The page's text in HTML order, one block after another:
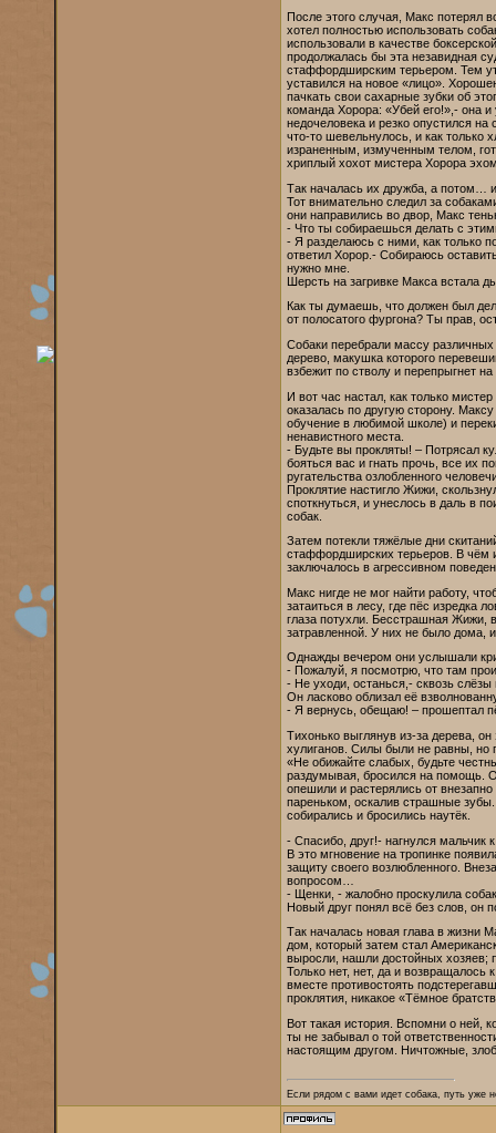
После этого случая, Макс потерял
хотел полностью использовать
использовали в качестве
продолжалась бы эта незавидная
стаффордширским терьером. Тем
уставился на новое «лицо».
пачкать свои сахарные зубки об
команда Хорора: «Убей его!»,- она
недочеловека и резко опустился на
что-то шевельнулось, и как только
израненным, измученным телом,
хриплый хохот мистера Хорора
Так началась их дружба, а потом…
Тот внимательно следил за
они направились во двор, Макс
- Что ты собираешься делать с
- Я разделаюсь с ними, как только
ответил Хорор.- Собираюсь
нужно мне.
Шерсть на загривке Макса встала
Как ты думаешь, что должен был
от полосатого фургона? Ты прав,
Собаки перебрали массу
дерево, макушка которого
взбежит по стволу и перепрыгнет
И вот час настал, как только
оказалась по другую сторону.
обучение в любимой школе) и
ненавистного места.
- Будьте вы прокляты! – Потрясал
бояться вас и гнать прочь, все их
ругательства озлобленного
Проклятие настигло Жижи,
споткнуться, и унеслось в даль в
собак.
Затем потекли тяжёлые дни
стаффордширских терьеров. В чём
заключалось в агрессивном
Макс нигде не мог найти работу,
затаиться в лесу, где пёс изредка
глаза потухли. Бесстрашная Жижи,
затравленной. У них не было дома,
Однажды вечером они услышали
- Пожалуй, я посмотрю, что там
- Не уходи, останься,- сквозь
Он ласково облизал её
- Я вернусь, обещаю! – прошептал
Тихонько выглянув из-за дерева,
хулиганов. Силы были не равны, но
«Не обижайте слабых, будьте
раздумывая, бросился на помощь.
опешили и растерялись от
пареньком, оскалив страшные
собирались и бросились наутёк.
- Спасибо, друг!- нагнулся мальчик
В это мгновение на тропинке
защиту своего возлюбленного.
вопросом…
- Щенки, - жалобно проскулила
Новый друг понял всё без слов, он
Так началась новая глава в жизни
дом, который затем стал
выросли, нашли достойных
Только нет, нет, да и возвращалось
вместе противостоять
проклятия, никакое «Тёмное
Вот такая история. Вспомни о ней,
ты не забывал о той
настоящим другом. Ничтожные,
Если рядом с вами идет собака, путь уже